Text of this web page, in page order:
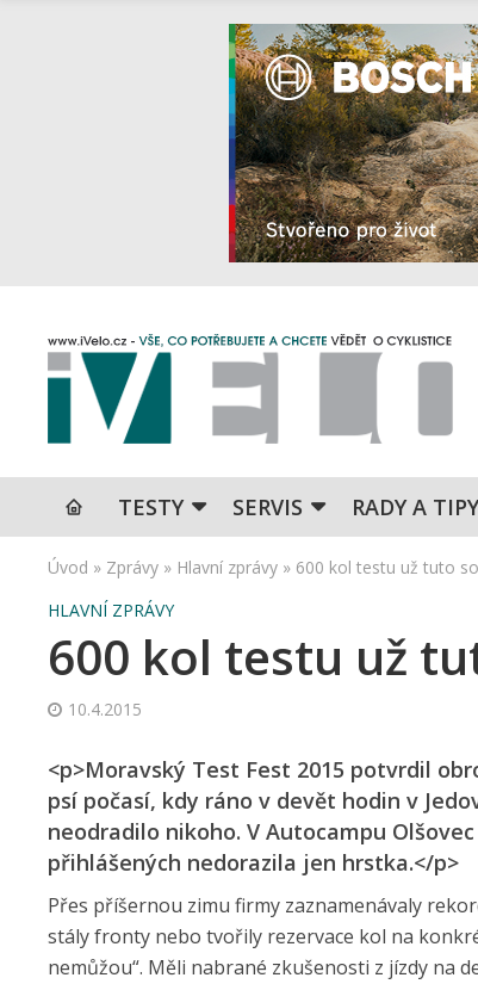
TESTY SERVIS RADY A TIPY
Úvod » Zprávy » Hlavní zprávy » 600 kol testu už tuto
HLAVNÍ ZPRÁVY
600 kol testu už
10.4.2015
<p>Moravský Test Fest 2015 potvrdil
psí počasí, kdy ráno v devět hodin v
neodradilo nikoho. V Autocampu
přihlášených nedorazila jen hrstka.</p>
Přes příšernou zimu firmy zaznamenávaly
stály fronty nebo tvořily rezervace kol na
nemůžou“. Měli nabrané zkušenosti z jízdy na